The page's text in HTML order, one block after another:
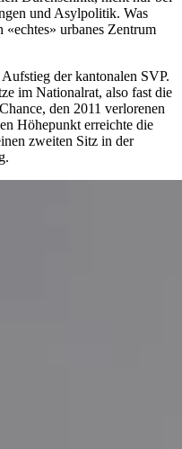
und Asylpolitik. Was
urbanes Zentrum
der kantonalen SVP.
im Nationalrat, also fast die
den 2011 verlorenen
Höhepunkt erreichte die
zweiten Sitz in der